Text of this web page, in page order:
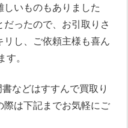
しいものもありました
ったので、お引取りさ
し、ご依頼主様も喜ん
す。
などはすすんで買取り
際は下記までお気軽にご